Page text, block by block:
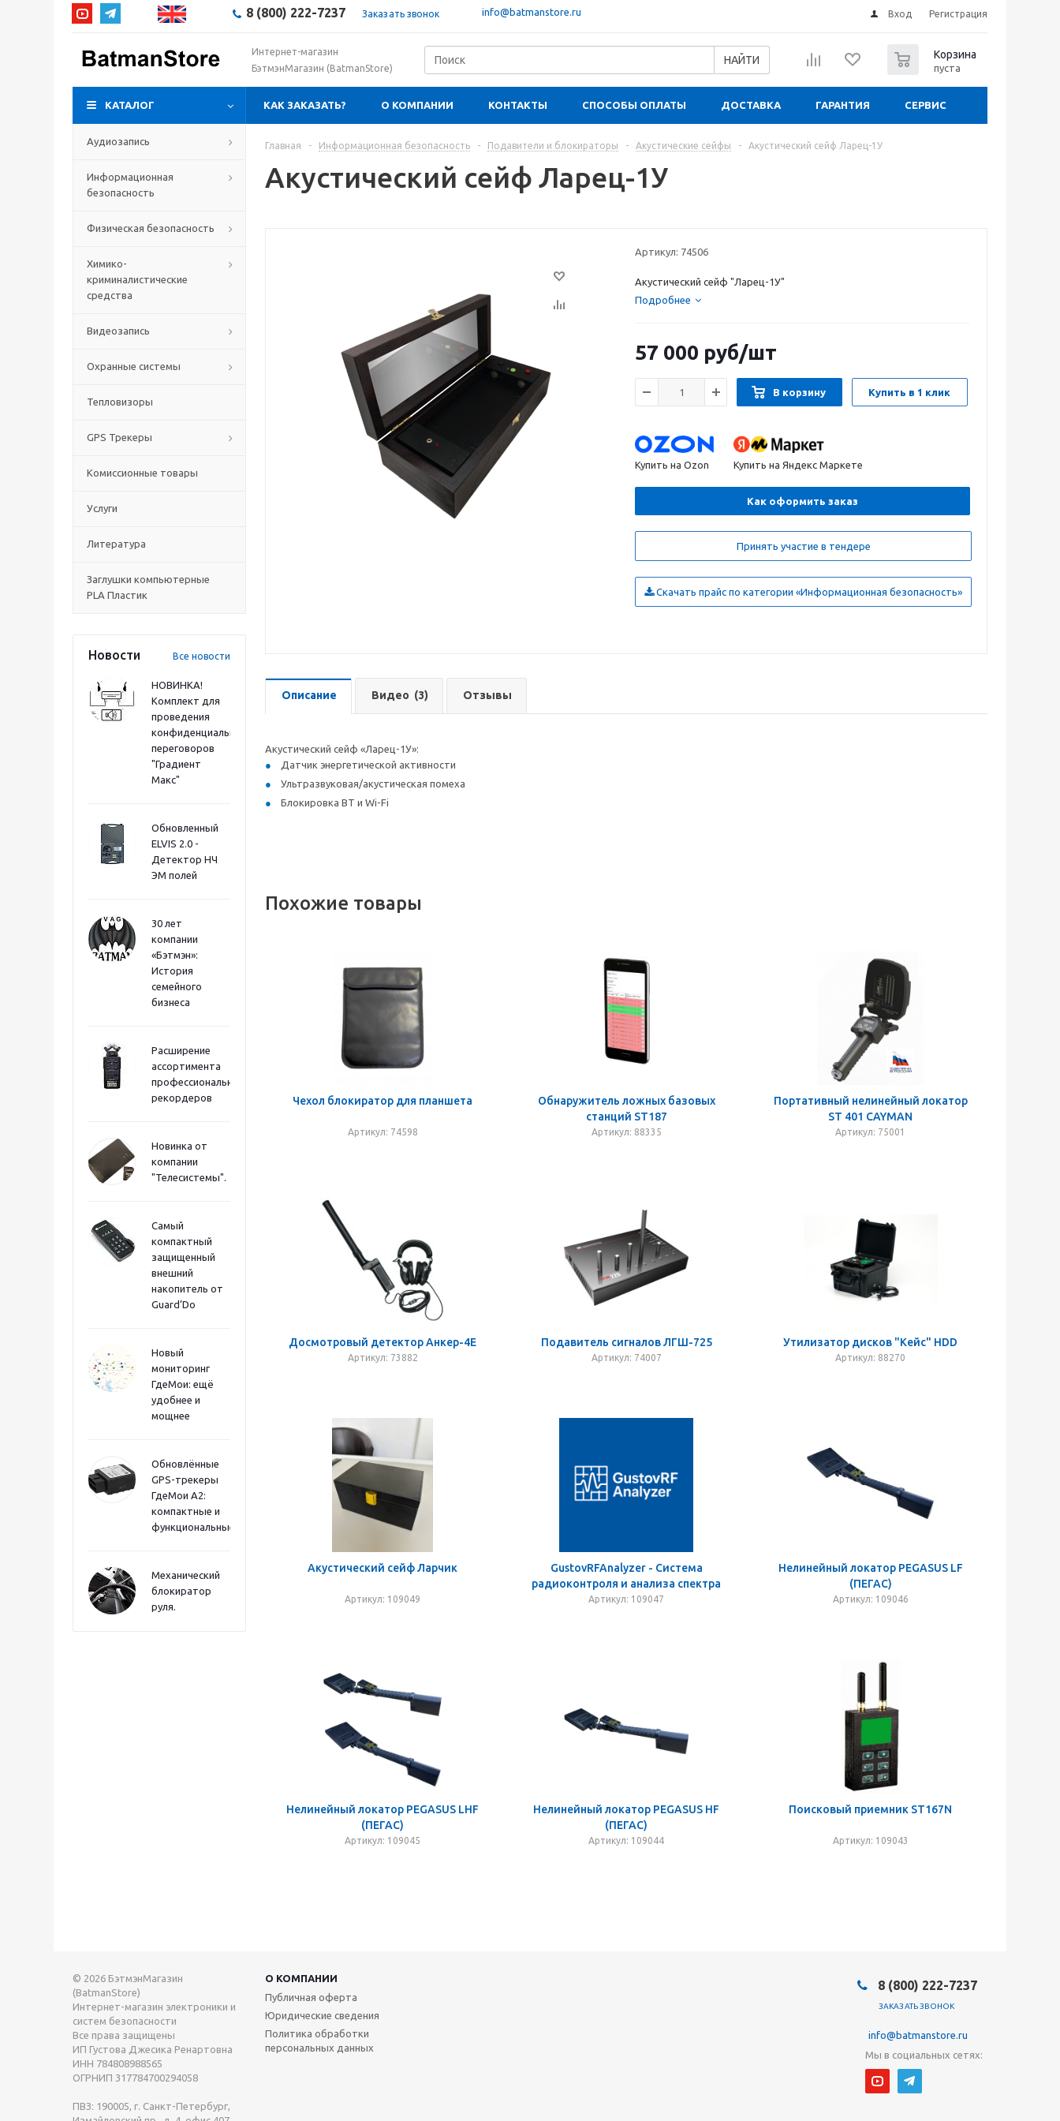
8 (800) 222-7237 Заказать звонок info@batmanstore.ru Вход Регистрация
Интернет-магазин
БэтмэнМагазин (BatmanStore)
НАЙТИ Корзина
пуста
КАТАЛОГ КАК ЗАКАЗАТЬ? О КОМПАНИИ КОНТАКТЫ СПОСОБЫ ОПЛАТЫ ДОСТАВКА ГАРАНТИЯ СЕРВИС
Аудиозапись
Информационная
безопасность
Физическая безопасность
Химико-
криминалистические
средства
Видеозапись
Охранные системы
Тепловизоры
GPS Трекеры
Комиссионные товары
Услуги
Литература
Заглушки компьютерные
PLA Пластик
Новости Все новости
НОВИНКА!
Комплект для
проведения
конфиденциальных
переговоров
"Градиент
Макс"
Обновленный
ELVIS 2.0 -
Детектор НЧ
ЭМ полей
30 лет
компании
«Бэтмэн»:
История
семейного
бизнеса
Расширение
ассортимента
профессиональных
рекордеров
Новинка от
компании
"Телесистемы".
Самый
компактный
защищенный
внешний
накопитель от
Guard’Do
Новый
мониторинг
ГдеМои: ещё
удобнее и
мощнее
Обновлённые
GPS-трекеры
ГдеМои А2:
компактные и
функциональные
Механический
блокиратор
руля.
Главная - Информационная безопасность - Подавители и блокираторы - Акустические сейфы - Акустический сейф Ларец-1У
Акустический сейф Ларец-1У
Артикул: 74506
Акустический сейф "Ларец-1У"
Подробнее
57 000 руб/шт
В корзину Купить в 1 клик
Купить на Ozon Купить на Яндекс Маркете
Как оформить заказ
Принять участие в тендере
Скачать прайс по категории «Информационная безопасность»
Описание Видео (3) Отзывы
Акустический сейф «Ларец-1У»:
Датчик энергетической активности
Ультразвуковая/акустическая помеха
Блокировка BT и Wi-Fi
Похожие товары
Чехол блокиратор для планшета
Артикул: 74598
Обнаружитель ложных базовых
станций ST187
Артикул: 88335
Портативный нелинейный локатор
ST 401 CAYMAN
Артикул: 75001
Досмотровый детектор Анкер-4Е
Артикул: 73882
Подавитель сигналов ЛГШ-725
Артикул: 74007
Утилизатор дисков "Кейс" HDD
Артикул: 88270
Акустический сейф Ларчик
Артикул: 109049
GustovRFAnalyzer - Система
радиоконтроля и анализа спектра
Артикул: 109047
Нелинейный локатор PEGASUS LF
(ПЕГАС)
Артикул: 109046
Нелинейный локатор PEGASUS LHF
(ПЕГАС)
Артикул: 109045
Нелинейный локатор PEGASUS HF
(ПЕГАС)
Артикул: 109044
Поисковый приемник ST167N
Артикул: 109043
© 2026 БэтмэнМагазин
(BatmanStore)
Интернет-магазин электроники и
систем безопасности
Все права защищены
ИП Густова Джесика Ренартовна
ИНН 784808988565
ОГРНИП 317784700294058
ПВЗ: 190005, г. Санкт-Петербург,
О КОМПАНИИ
Публичная оферта
Юридические сведения
Политика обработки
персональных данных
8 (800) 222-7237
ЗАКАЗАТЬ ЗВОНОК
info@batmanstore.ru
Мы в социальных сетях: